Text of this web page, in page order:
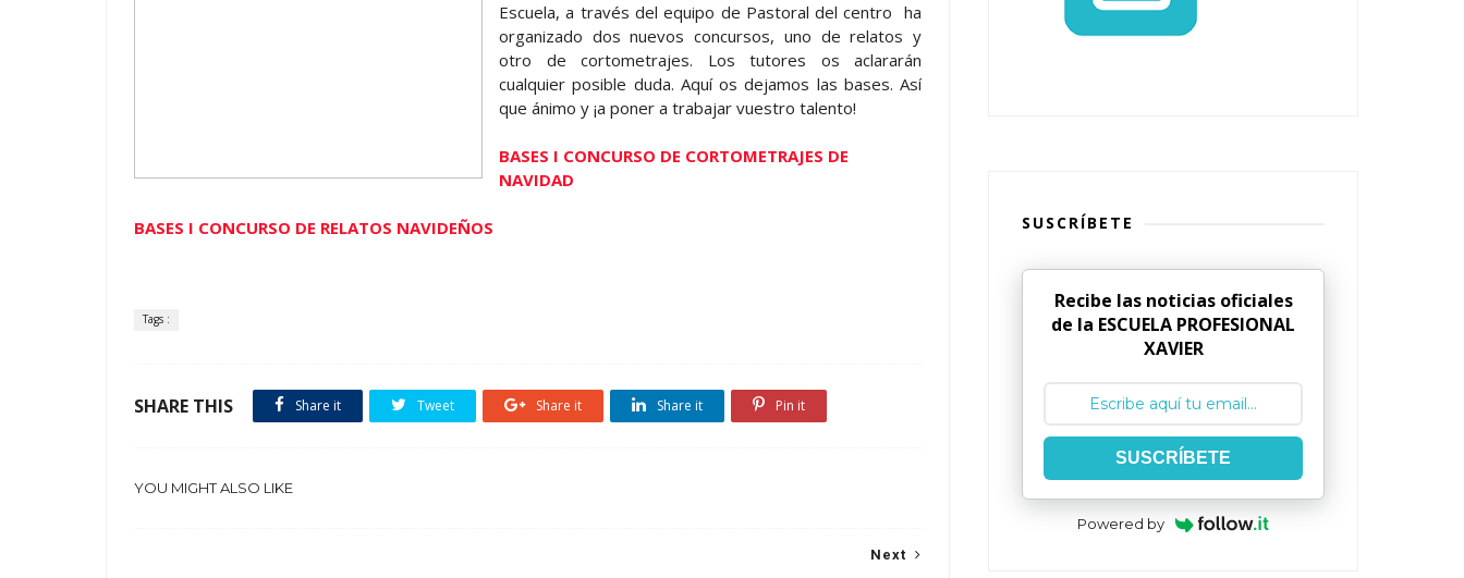
Escuela, a través del equipo de Pastoral del centro ha
organizado dos nuevos concursos, uno de relatos y
otro de cortometrajes. Los tutores os aclararán
cualquier posible duda. Aquí os dejamos las bases. Así
que ánimo y ¡a poner a trabajar vuestro talento!
BASES I CONCURSO DE CORTOMETRAJES DE
NAVIDAD
BASES I CONCURSO DE RELATOS NAVIDEÑOS
Tags :
SHARE THIS Share it Tweet Share it Share it Pin it
YOU MIGHT ALSO LIKE
Next
SUSCRÍBETE
Recibe las noticias oficiales
de la ESCUELA PROFESIONAL
XAVIER
SUSCRÍBETE
Powered by